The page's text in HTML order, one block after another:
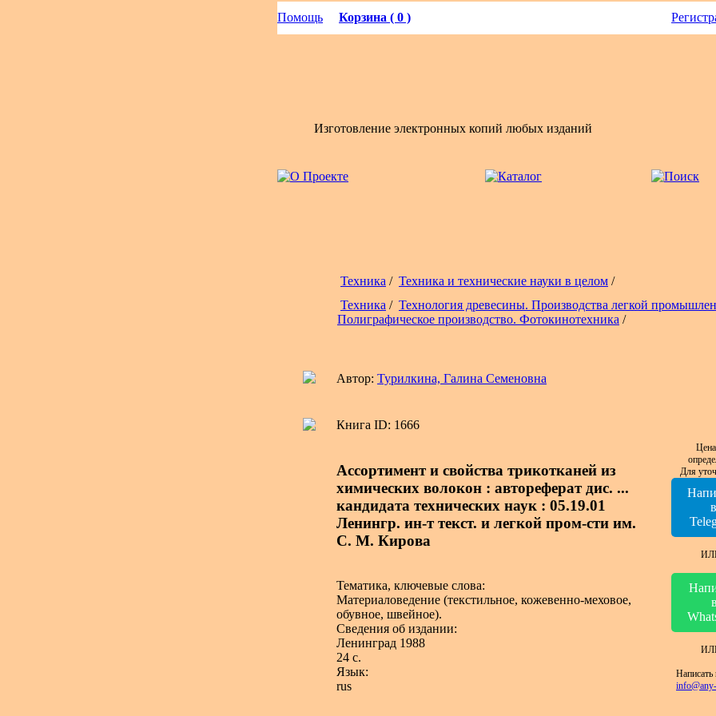
Помощь Корзина ( 0 )
Изготовление электронных копий любых изданий
Техника / Техника и технические науки в целом /
Техника / Технология древесины. Производства легкой
Полиграфическое производство. Фотокинотехника /
Автор: Турилкина, Галина Семеновна
Книга ID: 1666
Ассортимент и свойства трикотканей из
химических волокон : автореферат дис. ...
кандидата технических наук : 05.19.01
Ленингр. ин-т текст. и легкой пром-сти им.
С. М. Кирова
Тематика, ключевые слова:
Материаловедение (текстильное, кожевенно-меховое,
обувное, швейное).
Сведения об издании:
Ленинград 1988
24 с.
Язык:
rus
Для
в
в
Написать